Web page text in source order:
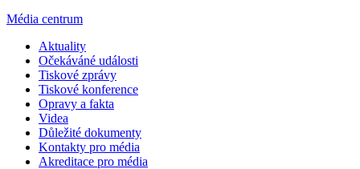
Média centrum
Aktuality
Očekáváné události
Tiskové zprávy
Tiskové konference
Opravy a fakta
Videa
Důležité dokumenty
Kontakty pro média
Akreditace pro média